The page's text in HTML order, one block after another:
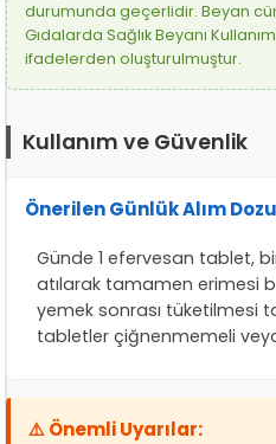
durumunda geçerlidir. Beyan
Gıdalarda Sağlık Beyanı
ifadelerden oluşturulmuştur.
Kullanım ve Güvenlik
Önerilen Günlük Alım
Günde 1 efervesan tablet,
atılarak tamamen erimesi
yemek sonrası tüketilmesi
tabletler çiğnenmemeli
⚠️ Önemli Uyarılar: